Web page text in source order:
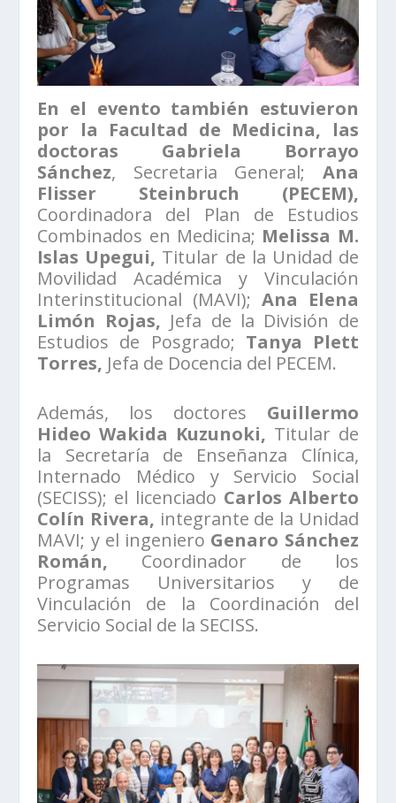
En el evento también estuvieron
por la Facultad de Medicina, las
doctoras Gabriela Borrayo
Sánchez, Secretaria General; Ana
Flisser Steinbruch (PECEM),
Coordinadora del Plan de Estudios
Combinados en Medicina; Melissa M.
Islas Upegui, Titular de la Unidad de
Movilidad Académica y Vinculación
Interinstitucional (MAVI); Ana Elena
Limón Rojas, Jefa de la División de
Estudios de Posgrado; Tanya Plett
Torres, Jefa de Docencia del PECEM.
Además, los doctores Guillermo
Hideo Wakida Kuzunoki, Titular de
la Secretaría de Enseñanza Clínica,
Internado Médico y Servicio Social
(SECISS); el licenciado Carlos Alberto
Colín Rivera, integrante de la Unidad
MAVI; y el ingeniero Genaro Sánchez
Román, Coordinador de los
Programas Universitarios y de
Vinculación de la Coordinación del
Servicio Social de la SECISS.